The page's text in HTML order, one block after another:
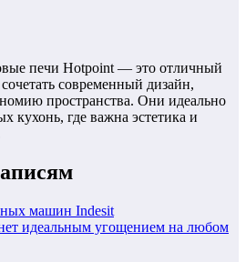
печи Hotpoint — это отличный
современный дизайн,
пространства. Они идеально
кухонь, где важна эстетика и
машин Indesit
идеальным угощением на любом